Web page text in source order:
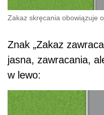
Zakaz skręcania obowiązuje
Znak „Zakaz
jasna, zawracania,
w lewo: